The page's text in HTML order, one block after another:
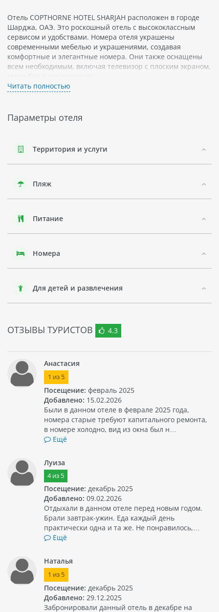
Отель COPTHORNE HOTEL SHARJAH расположен в городе
Шарджа, ОАЭ. Это роскошный отель с высококлассным
сервисом и удобствами. Номера отеля украшены
современными мебелью и украшениями, создавая
комфортные и элегантные номера. Они также оснащены
всем необходимым, включая телевизор с плоским экраном,
Отель COPTHORNE HOTEL SHARJAH понравится всем гостям
фитнес-центр, спа-салон и бассейн на крыше отеля. На
территории также имеется ресторан с международной
Шарджи или знаменитый Рынок Золота. Также гостям
отеля доступна бесплатная доставка до пляжа.
В целом, отель COPTHORNE HOTEL SHARJAH - это идеальное
место для роскошного отдыха в Шардже. Гостям
предоставляется высококлассный сервис с широким
месте, что делает его привлекательным для туристов,
Читать полностью
Параметры отеля
Территория и услуги
Пляж
Питание
Номера
Для детей и развлечения
ОТЗЫВЫ ТУРИСТОВ 4.3
Анастасия
1 из 5
Посещение: февраль 2025
Добавлено: 15.02.2026
Были в данном отеле в феврале 2025 года,
номера старые требуют капитального ремонта,
в номере холодно, вид из окна был н…
Ещё
Луиза
4из 5
Посещение: декабрь 2025
Добавлено: 09.02.2026
Отдыхали в данном отеле перед новым годом.
Брали завтрак-ужин. Еда каждый день
практически одна и та же. Не понравилось,…
Ещё
Наталья
1 из 5
Посещение: декабрь 2025
Добавлено: 29.12.2025
Забронировали данный отель в декабре на